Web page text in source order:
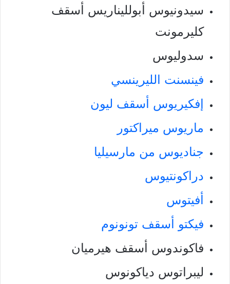
سيدونيوس أبولليناريس أسقف
كليرمونت
سدوليوس
فينسنت الليرينسي
إفكيريوس أسقف ليون
ماريوس ميراكتور
جناديوس من مارسيليا
دراكونتيوس
أفيتوس
فيكتو أسقف تونونوم
فاكوندوس أسقف هيرميان
ليبراتوس دياكونوس